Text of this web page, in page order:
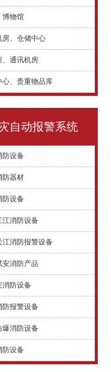
博物馆
房、仓储中心
、通讯机房
心、贵重物品库
自动报警系统
防设备
防器材
防设备
江消防设备
江消防报警设备
安消防产品
消防设备
防报警设备
爆消防设备
防设备